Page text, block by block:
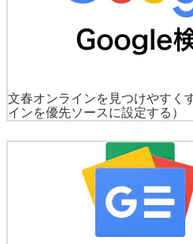
文春オンラインを見つけやすく
インを優先ソースに設定する）